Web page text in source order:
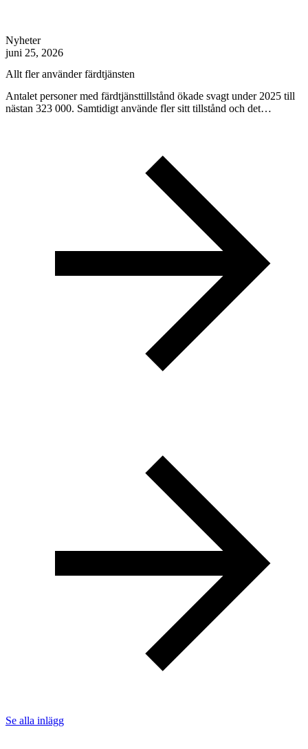
Nyheter
juni 25, 2026
Allt fler använder färdtjänsten
Antalet personer med färdtjänsttillstånd ökade svagt under 2025 till
nästan 323 000. Samtidigt använde fler sitt tillstånd och det…
Se alla inlägg